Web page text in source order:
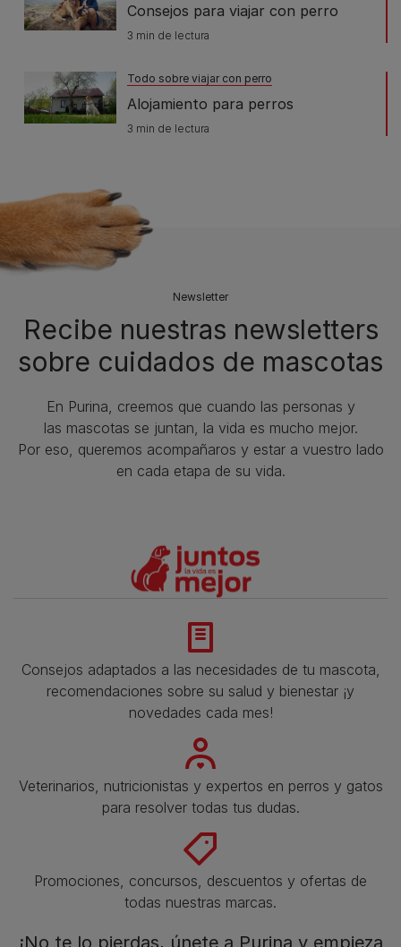
Consejos para viajar con perro
3 min de lectura
Todo sobre viajar con perro
Alojamiento para perros
3 min de lectura
Newsletter
Recibe nuestras newsletters
sobre cuidados de mascotas​
En Purina, creemos que cuando las personas y
las mascotas se juntan, la vida es mucho mejor.
Por eso, queremos acompañaros y estar a vuestro lado
en cada etapa de su vida.​
Consejos adaptados a las necesidades de tu mascota,
recomendaciones sobre su salud y bienestar ¡y
novedades cada mes!
Veterinarios, nutricionistas y expertos en perros y gatos
para resolver todas tus dudas.​
Promociones, concursos, descuentos y ofertas de
todas nuestras marcas.​
¡No te lo pierdas, únete a Purina y empieza